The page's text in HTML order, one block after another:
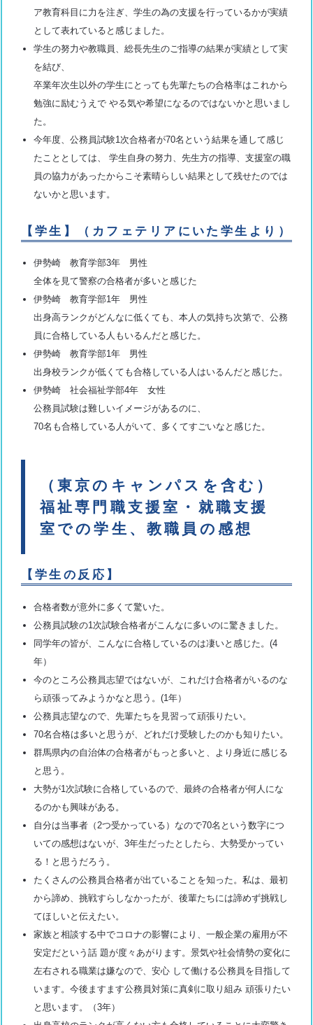
ア教育科目に力を注ぎ、学生の為の支援を行っているかが実績
として表れていると感じました。
学生の努力や教職員、総長先生のご指導の結果が実績として実
を結び、
卒業年次生以外の学生にとっても先輩たちの合格率はこれから
勉強に励むうえで やる気や希望になるのではないかと思いまし
た。
今年度、公務員試験1次合格者が70名という結果を通して感じ
たこととしては、 学生自身の努力、先生方の指導、支援室の職
員の協力があったからこそ素晴らしい結果として残せたのでは
ないかと思います。
【学生】（カフェテリアにいた学生より）
伊勢崎 教育学部3年 男性
全体を見て警察の合格者が多いと感じた
伊勢崎 教育学部1年 男性
出身高ランクがどんなに低くても、本人の気持ち次第で、公務
員に合格している人もいるんだと感じた。
伊勢崎 教育学部1年 男性
出身校ランクが低くても合格している人はいるんだと感じた。
伊勢崎 社会福祉学部4年 女性
公務員試験は難しいイメージがあるのに、
70名も合格している人がいて、多くてすごいなと感じた。
（東京のキャンパスを含む）
福祉専門職支援室・就職支援
室での学生、教職員の感想
【学生の反応】
合格者数が意外に多くて驚いた。
公務員試験の1次試験合格者がこんなに多いのに驚きました。
同学年の皆が、こんなに合格しているのは凄いと感じた。(4
年）
今のところ公務員志望ではないが、これだけ合格者がいるのな
ら頑張ってみようかなと思う。(1年）
公務員志望なので、先輩たちを見習って頑張りたい。
70名合格は多いと思うが、どれだけ受験したのかも知りたい。
群馬県内の自治体の合格者がもっと多いと、より身近に感じる
と思う。
大勢が1次試験に合格しているので、最終の合格者が何人にな
るのかも興味がある。
自分は当事者（2つ受かっている）なので70名という数字につ
いての感想はないが、3年生だったとしたら、大勢受かってい
る！と思うだろう。
たくさんの公務員合格者が出ていることを知った。私は、最初
から諦め、挑戦すらしなかったが、後輩たちには諦めず挑戦し
てほしいと伝えたい。
家族と相談する中でコロナの影響により、一般企業の雇用が不
安定だという話 題が度々あがります。景気や社会情勢の変化に
左右される職業は嫌なので、安心 して働ける公務員を目指して
います。今後ますます公務員対策に真剣に取り組み 頑張りたい
と思います。（3年）